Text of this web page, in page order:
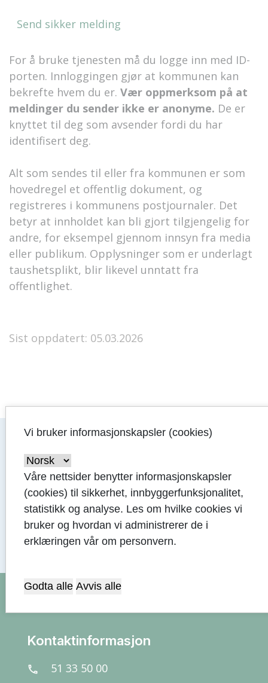
Send sikker melding
For å bruke tjenesten må du logge inn med ID-
porten. Innloggingen gjør at kommunen kan
bekrefte hvem du er. Vær oppmerksom på at
meldinger du sender ikke er anonyme. De er
knyttet til deg som avsender fordi du har
identifisert deg.
Alt som sendes til eller fra kommunen er som
hovedregel et offentlig dokument, og
registreres i kommunens postjournaler. Det
betyr at innholdet kan bli gjort tilgjengelig for
andre, for eksempel gjennom innsyn fra media
eller publikum. Opplysninger som er underlagt
taushetsplikt, blir likevel unntatt fra
offentlighet.
Sist oppdatert: 05.03.2026
Kontaktinformasjon
call 51 33 50 00
Vi bruker informasjonskapsler (cookies)
Våre nettsider benytter informasjonskapsler
(cookies) til sikkerhet, innbyggerfunksjonalitet,
statistikk og analyse. Les om hvilke cookies vi
bruker og hvordan vi administrerer de i
erklæringen vår om personvern.
Godta alle Avvis alle